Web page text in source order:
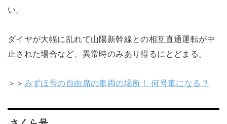
い。
ダイヤが大幅に乱れて山陽新幹線との相互直通運転が中
止された場合など、異常時のみあり得るにとどまる。
＞＞ みずほ号の自由席の車両の場所！ 何号車になる？